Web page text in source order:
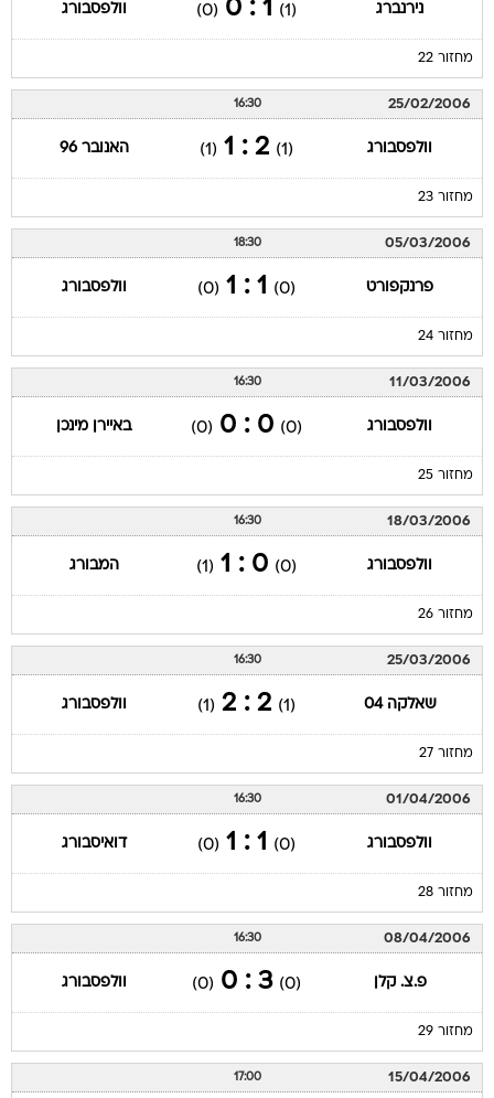
נירנברג (1)
1 : 0
(0) וולפסבורג
מחזור 22
25/02/2006
16:30
וולפסבורג (1)
2 : 1
(1) האנובר 96
מחזור 23
05/03/2006
18:30
פרנקפורט (0)
1 : 1
(0) וולפסבורג
מחזור 24
11/03/2006
16:30
וולפסבורג (0)
0 : 0
(0) באיירן מינכן
מחזור 25
18/03/2006
16:30
וולפסבורג (0)
0 : 1
(1) המבורג
מחזור 26
25/03/2006
16:30
שאלקה 04 (1)
2 : 2
(1) וולפסבורג
מחזור 27
01/04/2006
16:30
וולפסבורג (0)
1 : 1
(0) דואיסבורג
מחזור 28
08/04/2006
16:30
פ.צ. קלן (0)
3 : 0
(0) וולפסבורג
מחזור 29
15/04/2006
17:00